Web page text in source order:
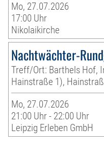
Mo, 27.07.2026
17:00 Uhr
Nikolaikirche
Nachtwächter-
Treff/Ort: Barthels Hof,
Hainstraße 1),
Mo, 27.07.2026
21:00 Uhr - 22:00 Uhr
Leipzig Erleben GmbH